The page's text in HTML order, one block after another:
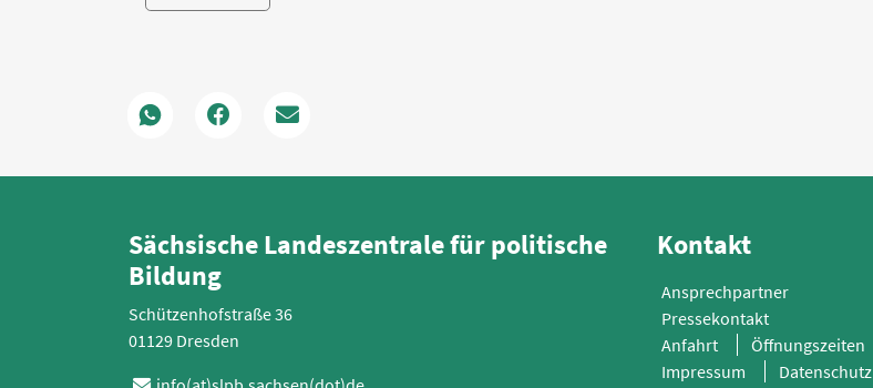
Sächsische Landeszentrale für politische
Bildung
Schützenhofstraße 36
01129 Dresden
Kontakt
Ansprechpartner
Pressekontakt
Anfahrt
Öffnungszeiten
Impressum
Datenschutz